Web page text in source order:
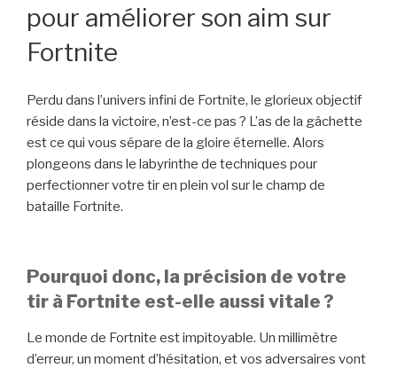
pour améliorer son aim sur
Fortnite
Perdu dans l’univers infini de Fortnite, le glorieux objectif
réside dans la victoire, n’est-ce pas ? L’as de la gâchette
est ce qui vous sépare de la gloire éternelle. Alors
plongeons dans le labyrinthe de techniques pour
perfectionner votre tir en plein vol sur le champ de
bataille Fortnite.
Pourquoi donc, la précision de votre
tir à Fortnite est-elle aussi vitale ?
Le monde de Fortnite est impitoyable. Un millimètre
d’erreur, un moment d’hésitation, et vos adversaires vont